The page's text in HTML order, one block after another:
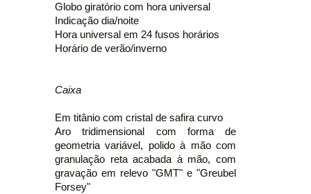
Globo giratório com hora universal
Indicação dia/noite
Hora universal em 24 fusos horários
Horário de verão/inverno
Caixa
Em titânio com cristal de safira curvo
Aro tridimensional com forma de
geometria variável, polido à mão com
granulação reta acabada à mão, com
gravação em relevo "GMT" e "Greubel
Forsey"